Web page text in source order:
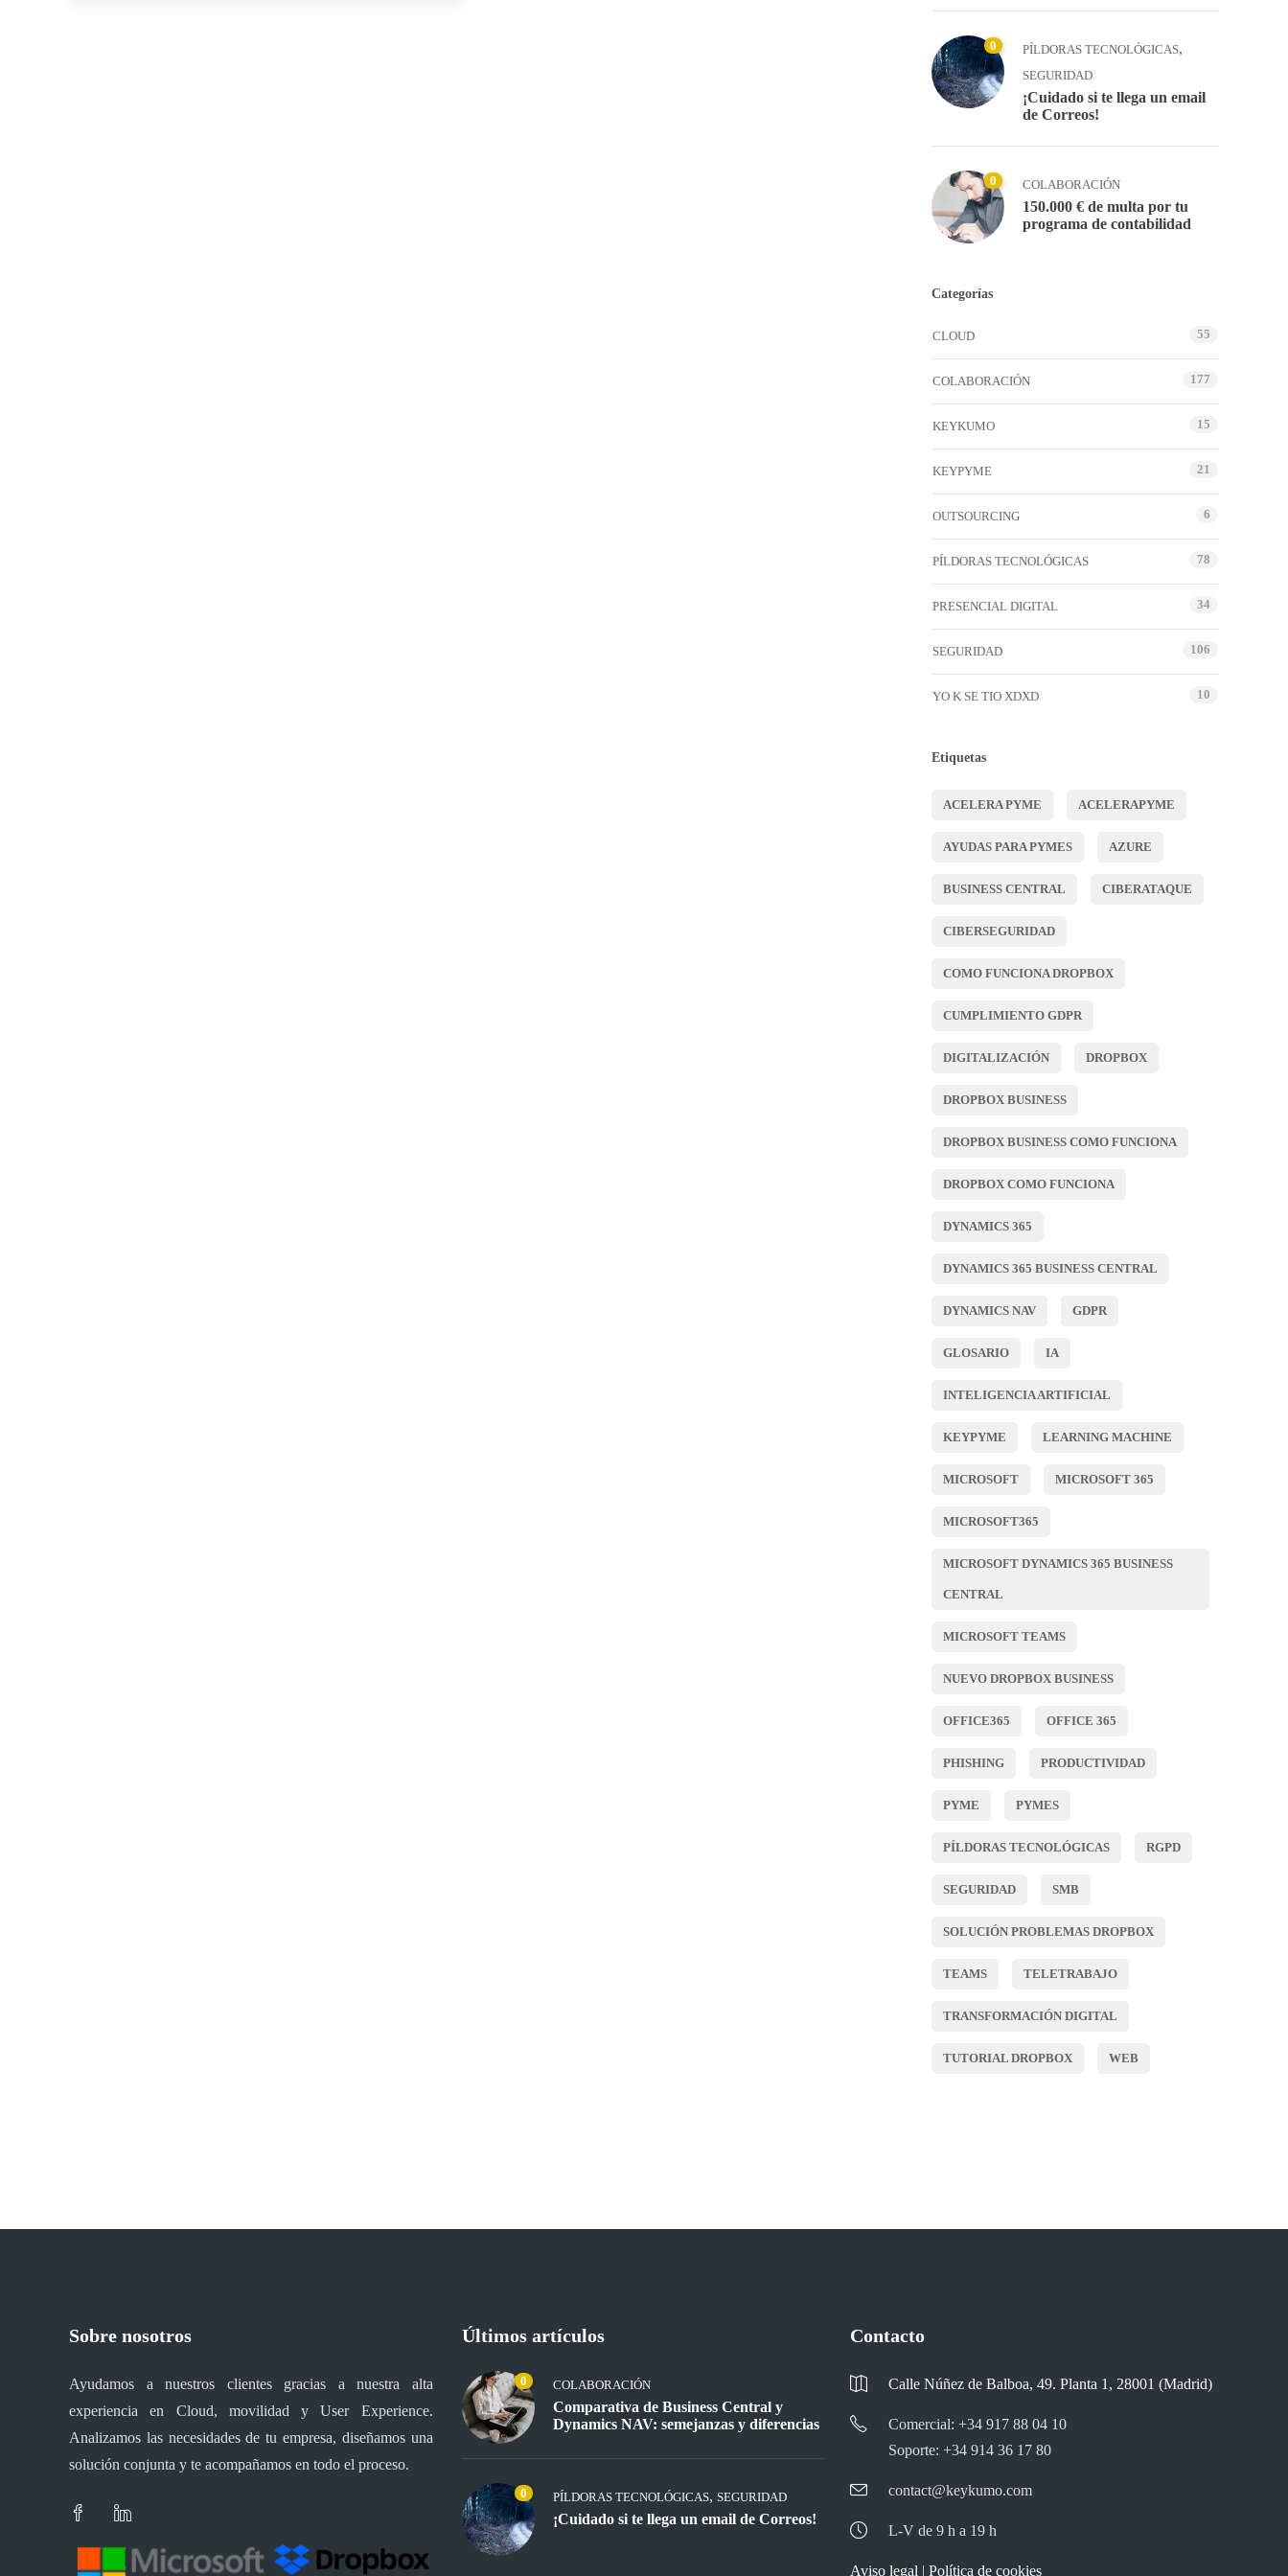
0 PÍLDORAS TECNOLÓGICAS,
SEGURIDAD
¡Cuidado si te llega un email
de Correos!
0 COLABORACIÓN
150.000 € de multa por tu
programa de contabilidad
Categorías
CLOUD 55
COLABORACIÓN 177
KEYKUMO 15
KEYPYME 21
OUTSOURCING 6
PÍLDORAS TECNOLÓGICAS 78
PRESENCIAL DIGITAL 34
SEGURIDAD 106
YO K SE TIO XDXD 10
Etiquetas
ACELERA PYME ACELERAPYME
AYUDAS PARA PYMES AZURE
BUSINESS CENTRAL CIBERATAQUE
CIBERSEGURIDAD
COMO FUNCIONA DROPBOX
CUMPLIMIENTO GDPR
DIGITALIZACIÓN DROPBOX
DROPBOX BUSINESS
DROPBOX BUSINESS COMO FUNCIONA
DROPBOX COMO FUNCIONA
DYNAMICS 365
DYNAMICS 365 BUSINESS CENTRAL
DYNAMICS NAV GDPR
GLOSARIO IA
INTELIGENCIA ARTIFICIAL
KEYPYME LEARNING MACHINE
MICROSOFT MICROSOFT 365
MICROSOFT365
MICROSOFT DYNAMICS 365 BUSINESS
CENTRAL
MICROSOFT TEAMS
NUEVO DROPBOX BUSINESS
OFFICE365 OFFICE 365
PHISHING PRODUCTIVIDAD
PYME PYMES
PÍLDORAS TECNOLÓGICAS RGPD
SEGURIDAD SMB
SOLUCIÓN PROBLEMAS DROPBOX
TEAMS TELETRABAJO
TRANSFORMACIÓN DIGITAL
TUTORIAL DROPBOX WEB
Sobre nosotros
Ayudamos a nuestros clientes gracias a nuestra alta
experiencia en Cloud, movilidad y User Experience.
Analizamos las necesidades de tu empresa, diseñamos una
solución conjunta y te acompañamos en todo el proceso.
Últimos artículos
0 COLABORACIÓN
Comparativa de Business Central y
Dynamics NAV: semejanzas y diferencias
0 PÍLDORAS TECNOLÓGICAS, SEGURIDAD
¡Cuidado si te llega un email de Correos!
Contacto
Calle Núñez de Balboa, 49. Planta 1, 28001 (Madrid)
Comercial: +34 917 88 04 10
Soporte: +34 914 36 17 80
contact@keykumo.com
L-V de 9 h a 19 h
Aviso legal |Política de cookies